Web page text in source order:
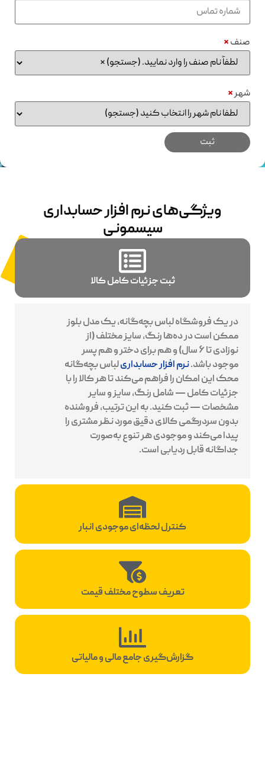
*
*
ویژگی‌های نرم افزار حسابداری
سیسمونی
ثبت جزئیات کامل کالا
کنترل لحظه‌ای موجودی انبار
تعریف سطوح مختلف قیمت
گزارش‌گیری جامع مالی و مالیاتی
در یک فروشگاه لباس بچه‌گانه، یک مدل بلوز
ممکن است در ده‌ها رنگ، سایز مختلف (از
نوزادی تا ۶ سال) و هم برای دختر و هم پسر
موجود باشد.نرم افزار حسابداریلباس بچه‌گانه
محک این امکان را فراهم می‌کند تا هر کالا را با
جزئیات کامل — شامل رنگ، سایز و سایر
مشخصات — ثبت کنید. به این ترتیب، فروشنده
بدون سردرگمی کالای دقیق مورد نظر مشتری را
پیدا می‌کند و موجودی هر تنوع به‌صورت
جداگانه قابل ردیابی است.